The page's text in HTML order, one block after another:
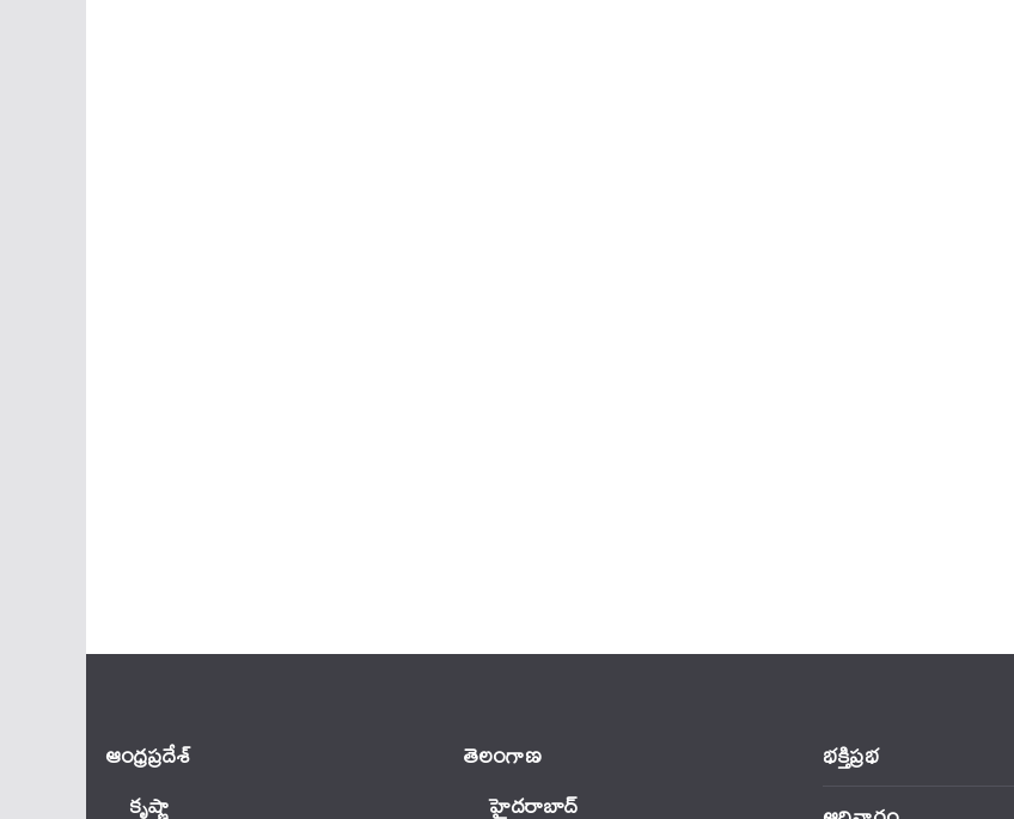
ఆంధ్ర‌ప్ర‌దేశ్
కృష్ణా
తెలంగాణ‌
హైదరాబాద్
భక్తిప్రభ